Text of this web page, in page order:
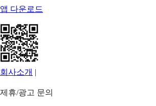
앱 다운로드
회사소개 |
제휴/광고 문의